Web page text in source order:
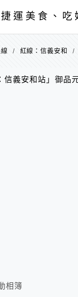
運美食、吃
/ 紅線：信義安和 /
信義安和站」御品